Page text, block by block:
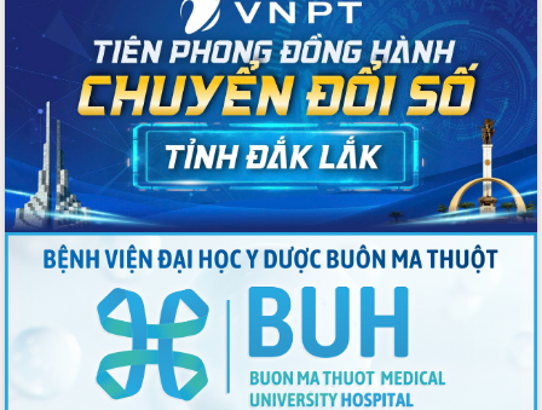
Quyết liệt cải cách hành chính, khơi
thông nguồn lực phát triển
Nâng cao hiệu lực, hiệu quả HĐND
tỉnh thông qua hiện đại hóa hành chính
Xã Ea Phê gắn cải cách hành chính với
chuyển đổi số
Phó Chủ tịch Thường trực UBND tỉnh
Hồ Thị Nguyên Thảo làm việc tại Trung
tâm Phục vụ hành chính công xã Ea
Phê
Xây dựng nền hành chính số đồng
hành cùng nông dân dân, doanh nghiệp
Giai đoạn 2026-2030, Đắk Lắk phấn
đấu có 77% xã đạt chuẩn nông thôn